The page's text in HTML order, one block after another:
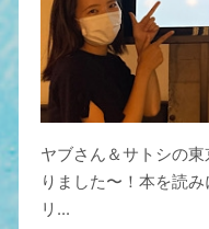
ヤブさん＆サトシの
りました〜！本を読
リ...